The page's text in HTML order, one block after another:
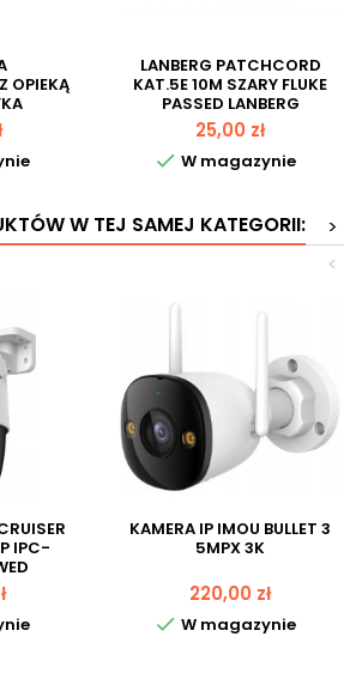
OPIEKĄ
LANBERG PATCHCORD
KAT.5E 10M SZARY FLUKE
PASSED LANBERG
Cena
25,00 zł
 W magazynie
W TEJ SAMEJ KATEGORII:
>
<
IPC-
KAMERA IP IMOU BULLET 3
5MPX 3K
Cena
220,00 zł
 W magazynie